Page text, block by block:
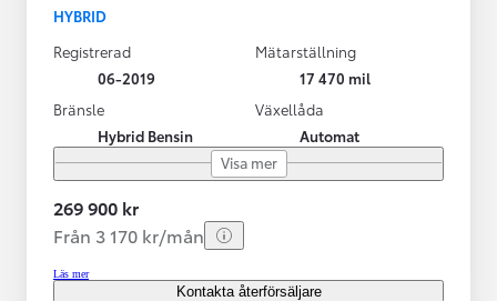
HYBRID
Registrerad
06-2019
Mätarställning
17 470 mil
Bränsle
Hybrid Bensin
Växellåda
Automat
Visa mer
269 900 kr
Från 3 170 kr/mån
Läs mer
Kontakta återförsäljare